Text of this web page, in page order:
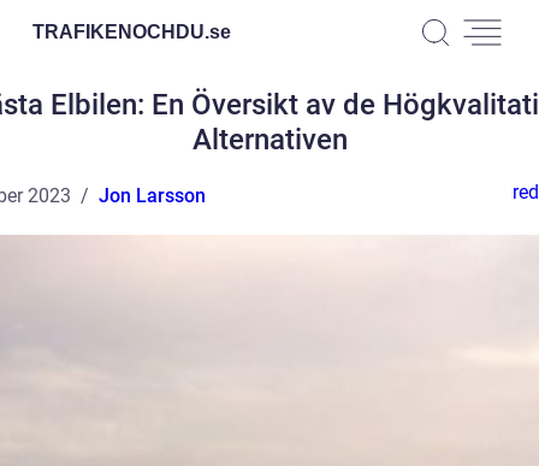
TRAFIKENOCHDU.se
Elbilen: En Översikt av de
Alternativen
2023 Jon Larsson